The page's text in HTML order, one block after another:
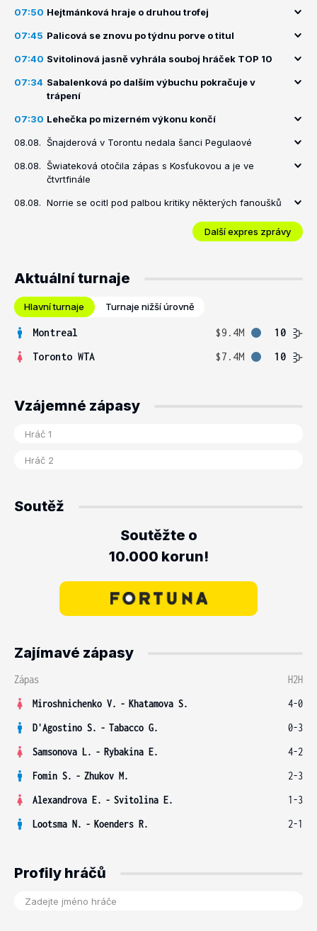
07:50 Hejtmánková hraje o druhou trofej
07:45 Palicová se znovu po týdnu porve o titul
07:40 Svitolinová jasně vyhrála souboj hráček TOP 10
07:34 Sabalenková po dalším výbuchu pokračuje v
trápení
07:30 Lehečka po mizerném výkonu končí
08.08. Šnajderová v Torontu nedala šanci Pegulaové
08.08. Šwiateková otočila zápas s Kosťukovou a je ve
čtvrtfinále
08.08. Norrie se ocitl pod palbou kritiky některých fanoušků
Další expres zprávy
Aktuální turnaje
Hlavní turnaje Turnaje nižší úrovně
Montreal $9.4M
10
Toronto WTA
$7.4M 10
Vzájemné zápasy
Soutěž
Soutěžte o
10.000 korun!
Zajímavé zápasy
Zápas
H2H
Miroshnichenko V. - Khatamova S.
4-0
D'Agostino S. - Tabacco G.
0-3
Samsonova L. - Rybakina E.
4-2
Fomin S. - Zhukov M.
2-3
Alexandrova E. - Svitolina E.
1-3
Lootsma N. - Koenders R. 2-1
Profily hráčů